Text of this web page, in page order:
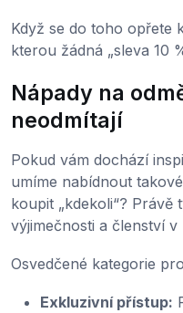
Když se do toho opřete
kterou žádná „sleva 10
Nápady na
neodmítají
Pokud vám dochází
umíme nabídnout
koupit „kdekoli“?
výjimečnosti a členství v
Osvedčené kategorie
Exkluzivní přístup: